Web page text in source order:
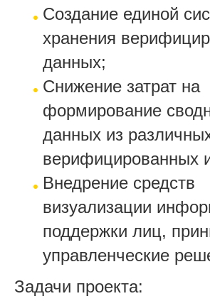
Создание единой
хранения
данных;
Снижение затрат на
формирование
данных из
верифицированных
Внедрение средств
визуализации
поддержки лиц,
управленческие
Задачи проекта: